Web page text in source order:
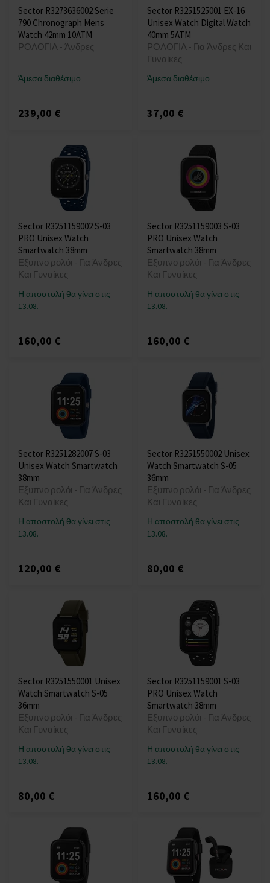
Sector R3273636002 Serie
790 Chronograph Mens
Watch 42mm 10ATM
ΡΟΛΟΓΙΑ - Άνδρες
Άμεσα διαθέσιμο
239,00 €
Sector R3251525001 EX-16
Unisex Watch Digital Watch
40mm 5ATM
ΡΟΛΟΓΙΑ - Για Άνδρες Και
Γυναίκες
Άμεσα διαθέσιμο
37,00 €
Sector R3251159002 S-03
PRO Unisex Watch
Smartwatch 38mm
Εξυπνο ρολόι - Για Άνδρες
Και Γυναίκες
Η αποστολή θα γίνει στις
13.08.
160,00 €
Sector R3251159003 S-03
PRO Unisex Watch
Smartwatch 38mm
Εξυπνο ρολόι - Για Άνδρες
Και Γυναίκες
Η αποστολή θα γίνει στις
13.08.
160,00 €
Sector R3251282007 S-03
Unisex Watch Smartwatch
38mm
Εξυπνο ρολόι - Για Άνδρες
Και Γυναίκες
Η αποστολή θα γίνει στις
13.08.
120,00 €
Sector R3251550002 Unisex
Watch Smartwatch S-05
36mm
Εξυπνο ρολόι - Για Άνδρες
Και Γυναίκες
Η αποστολή θα γίνει στις
13.08.
80,00 €
Sector R3251550001 Unisex
Watch Smartwatch S-05
36mm
Εξυπνο ρολόι - Για Άνδρες
Και Γυναίκες
Η αποστολή θα γίνει στις
13.08.
80,00 €
Sector R3251159001 S-03
PRO Unisex Watch
Smartwatch 38mm
Εξυπνο ρολόι - Για Άνδρες
Και Γυναίκες
Η αποστολή θα γίνει στις
13.08.
160,00 €